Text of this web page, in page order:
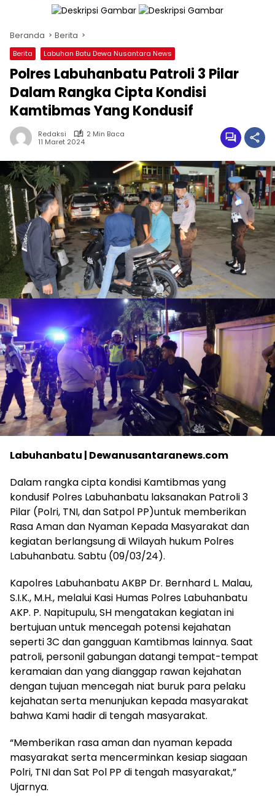
Beranda Berita
Berita Labuhan Batu Dewa Nusantara News
Polres Labuhanbatu Patroli 3 Pilar
Dalam Rangka Cipta Kondisi
Kamtibmas Yang Kondusif
Redaksi
2 Min Baca
11 Maret 2024
Labuhanbatu | Dewanusantaranews.com
Dalam rangka cipta kondisi Kamtibmas yang
kondusif Polres Labuhanbatu laksanakan Patroli 3
Pilar (Polri, TNI, dan Satpol PP)untuk memberikan
Rasa Aman dan Nyaman Kepada Masyarakat dan
kegiatan berlangsung di Wilayah hukum Polres
Labuhanbatu. Sabtu (09/03/24).
Kapolres Labuhanbatu AKBP Dr. Bernhard L. Malau,
S.I.K., M.H., melalui Kasi Humas Polres Labuhanbatu
AKP. P. Napitupulu, SH mengatakan kegiatan ini
bertujuan untuk mencegah potensi kejahatan
seperti 3C dan gangguan Kamtibmas lainnya. Saat
patroli, personil gabungan datangi tempat-tempat
keramaian dan yang dianggap rawan kejahatan
dengan tujuan mencegah niat buruk para pelaku
kejahatan serta menunjukan kepada masyarakat
bahwa Kami hadir di tengah masyarakat.
“Memberikan rasa aman dan nyaman kepada
masyarakat serta mencerminkan kesiap siagaan
Polri, TNI dan Sat Pol PP di tengah masyarakat,”
Ujarnya.